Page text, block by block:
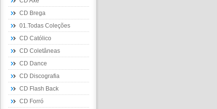
CD Brega
01.Todas Coleções
CD Católico
CD Coletâneas
CD Dance
CD Discografia
CD Flash Back
CD Forró